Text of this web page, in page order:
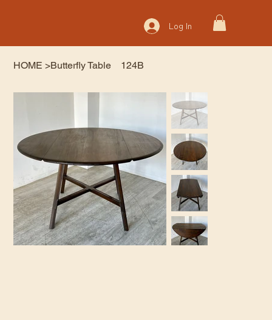
Log In
HOME >Butterfly Table 124B